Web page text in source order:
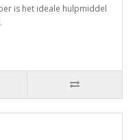
is het ideale hulpmiddel